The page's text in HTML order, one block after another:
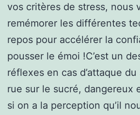
vos critères de stress, nous
remémorer les différentes
repos pour accélérer la
pousser le émoi !C’est un
réflexes en cas d’attaque
rue sur le sucré, dangereux
si on a la perception qu’il